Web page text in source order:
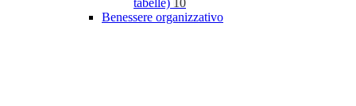
tabelle)
10
Benessere organizzativo